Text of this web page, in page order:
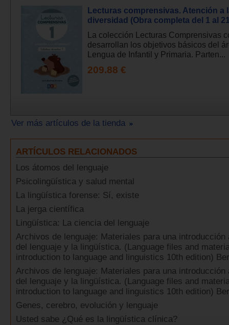
Lecturas comprensivas. Atención a
diversidad (Obra completa del 1 al
La colección Lecturas Comprensivas
desarrollan los objetivos básicos del
Lengua de Infantil y Primaria. Parten...
209.88 €
Ver más artículos de la tienda
ARTÍCULOS RELACIONADOS
Los átomos del lenguaje
Psicolingüística y salud mental
La lingüística forense: Sí, existe
La jerga científica
Lingüística: La ciencia del lenguaje
Archivos de lenguaje: Materiales para una introducción
del lenguaje y la lingüística. (Language files and
introduction to language and linguistics 10th edition)
Archivos de lenguaje: Materiales para una introducción
del lenguaje y la lingüística. (Language files and
introduction to language and linguistics 10th edition)
Genes, cerebro, evolución y lenguaje
Usted sabe ¿Qué es la lingüística clínica?